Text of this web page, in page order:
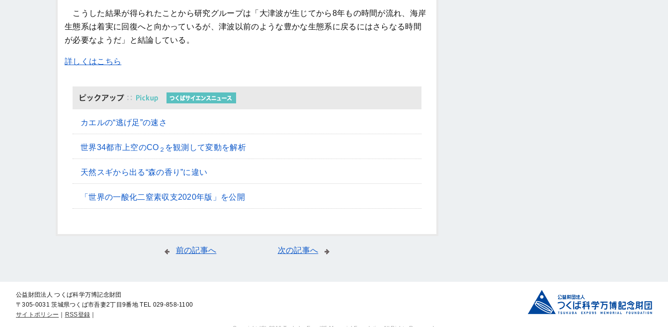
こうした結果が得られたことから研究グループは「大津波が生じてから8年もの時間が流れ、海岸
生態系は着実に回復へと向かっているが、津波以前のような豊かな生態系に戻るにはさらなる時間
が必要なようだ」と結論している。
詳しくはこちら
カエルの“逃げ足”の速さ
世界34都市上空のCO ２ を観測して変動を解析
天然スギから出る“森の香り”に違い
「世界の一酸化二窒素収支2020年版」を公開
前の記事へ 次の記事へ
公益財団法人 つくば科学万博記念財団
〒305-0031 茨城県つくば市吾妻2丁目9番地 TEL 029-858-1100
サイトポリシー
RSS登録